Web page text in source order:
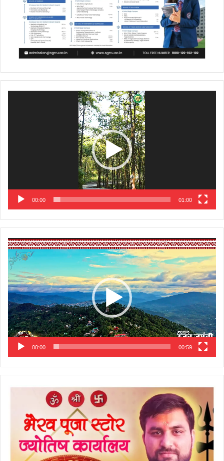
00:00 01:00
Video
Player
00:00 00:59